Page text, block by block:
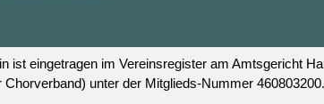
ist eingetragen im Vereinsregister am Amtsgericht
Chorverband) unter der Mitglieds-Nummer